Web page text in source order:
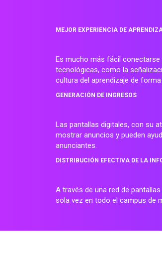
MEJOR EXPERIENCIA DE
Es mucho más fácil
tecnológicas, como la
cultura del aprendizaje de
GENERACIÓN DE INGRESOS
Las pantallas digitales, con su
mostrar anuncios y pueden
anunciantes.
DISTRIBUCIÓN EFECTIVA DE LA
A través de una red de
sola vez en todo el campus de